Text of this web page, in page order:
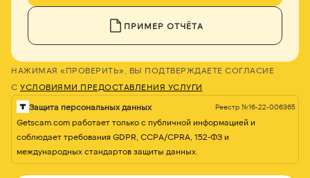
ПРИМЕР ОТЧЁТА
НАЖИМАЯ «ПРОВЕРИТЬ», ВЫ ПОДТВЕРЖДАЕТЕ СОГЛАСИЕ
С УСЛОВИЯМИ ПРЕДОСТАВЛЕНИЯ УСЛУГИ
Защита персональных данных Реестр №16-22-006365
Getscam.com работает только с публичной информацией и
соблюдает требования GDPR, CCPA/CPRA, 152-ФЗ и
международных стандартов защиты данных.